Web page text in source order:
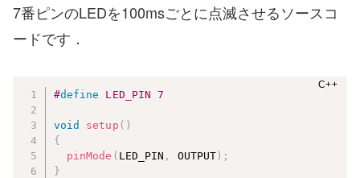
7番ピンのLEDを100msごとに点滅させるソースコ
ードです．
#define LED_PIN 7
void setup ( )
{
pinMode ( LED_PIN , OUTPUT ) ;
}